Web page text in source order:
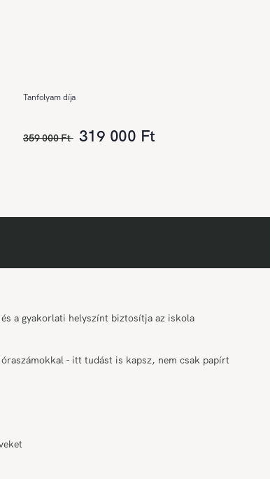
Tanfolyam díja
359 000 Ft 319 000 Ft
a gyakorlati helyszínt biztosítja az iskola
- itt tudást is kapsz, nem csak papírt